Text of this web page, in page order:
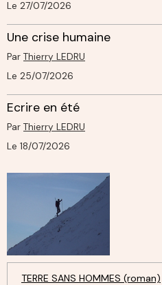
Le 27/07/2026
Une crise humaine
Par Thierry LEDRU
Le 25/07/2026
Ecrire en été
Par Thierry LEDRU
Le 18/07/2026
TERRE SANS HOMMES (roman)